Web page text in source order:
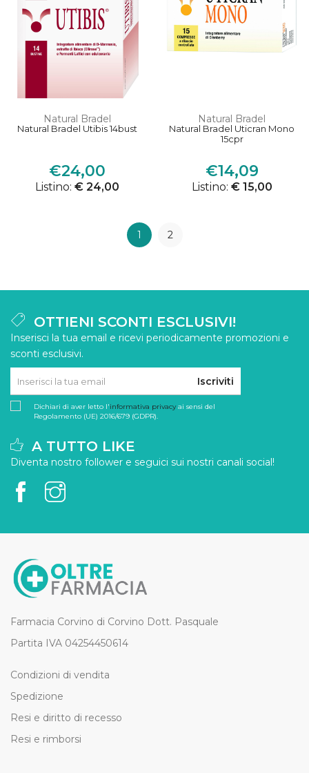
Natural Bradel
Natural Bradel Utibis 14bust
€24,00
Listino: € 24,00
Natural Bradel
Natural Bradel Uticran Mono
15cpr
€14,09
Listino: € 15,00
1 2
OTTIENI SCONTI ESCLUSIVI!
Inserisci la tua email e ricevi periodicamente promozioni e
sconti esclusivi.
Iscriviti
Dichiari di aver letto l'informativa privacyai sensi del
Regolamento (UE) 2016/679 (GDPR).
A TUTTO LIKE
Diventa nostro follower e seguici sui nostri canali social!
Farmacia Corvino di Corvino Dott. Pasquale
Partita IVA 04254450614
Condizioni di vendita
Spedizione
Resi e diritto di recesso
Resi e rimborsi